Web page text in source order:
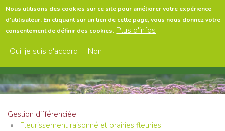
Nous utilisons des cookies sur ce site pour améliorer votre expérience
d'utilisateur. En cliquant sur un lien de cette page, vous nous donnez votre
consentement de définir des cookies. Plus d'infos
Oui, je suis d'accord
Non
Aller
au
contenu
Gestion différenciée
Fleurissement raisonné et prairies fleuries